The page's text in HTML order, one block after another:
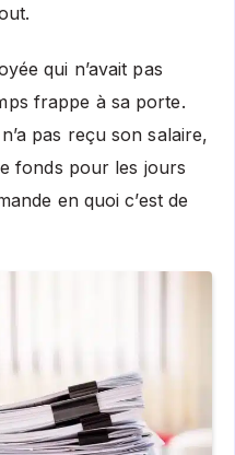
qui n’avait pas
frappe à sa porte.
pas reçu son salaire,
fonds pour les jours
en quoi c’est de